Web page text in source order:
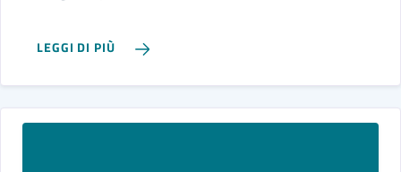
LEGGI DI PIÙ